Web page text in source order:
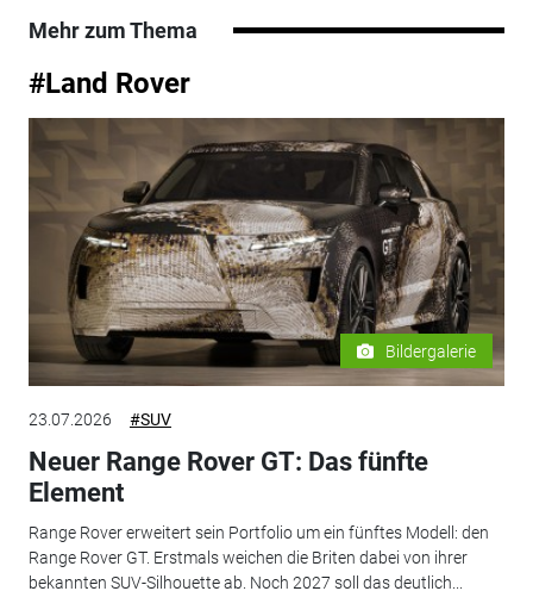
Mehr zum Thema
#Land Rover
Bildergalerie
23.07.2026 #SUV
Neuer Range Rover GT: Das fünfte
Element
Range Rover erweitert sein Portfolio um ein fünftes Modell: den
Range Rover GT. Erstmals weichen die Briten dabei von ihrer
bekannten SUV-Silhouette ab. Noch 2027 soll das deutlich...